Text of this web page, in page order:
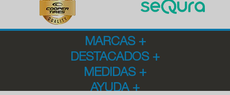
MARCAS +
DESTACADOS +
MEDIDAS +
AYUDA+